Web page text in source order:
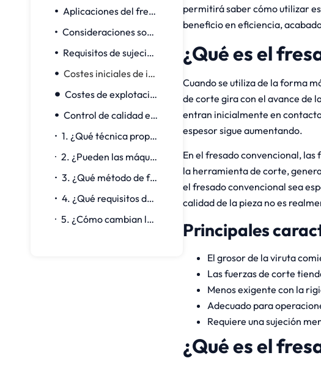
Aplicaciones del fresado de ascenso
Consideraciones sobre el avance y la velocidad
Requisitos de sujeción y configuración
Costes iniciales de instalación:
Costes de explotación:
Control de calidad e inspección
1. ¿Qué técnica proporciona una mejor calidad de acabado superficial?
2. ¿Pueden las máquinas CNC más antiguas realizar el fresado de escalado de forma eficaz?
3. ¿Qué método de fresado aumenta más la vida útil de la herramienta?
4. ¿Qué requisitos de sujeción difieren entre las técnicas?
5. ¿Cómo cambian los parámetros de corte entre el fresado trepante y el convencional?
permitirá saber cómo utilizar
beneficio en eficiencia,
¿Qué es el
Cuando se utiliza de la forma
de corte gira con el avance de
entran inicialmente en
espesor sigue aumentando.
En el fresado convencional,
la herramienta de corte,
el fresado convencional sea
calidad de la pieza no es
Principales
El grosor de la viruta
Las fuerzas de corte
Menos exigente con la
Adecuado para
Requiere una sujeción
¿Qué es el